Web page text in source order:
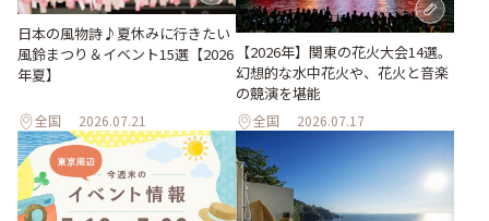
日本の風物詩♪夏休みに行きたい
風鈴まつり＆イベント15選【2026
年夏】
全国 2026.07.21
【2026年】関東の花火大会14選。
幻想的な水中花火や、花火と音楽
の競演を堪能
全国 2026.07.17